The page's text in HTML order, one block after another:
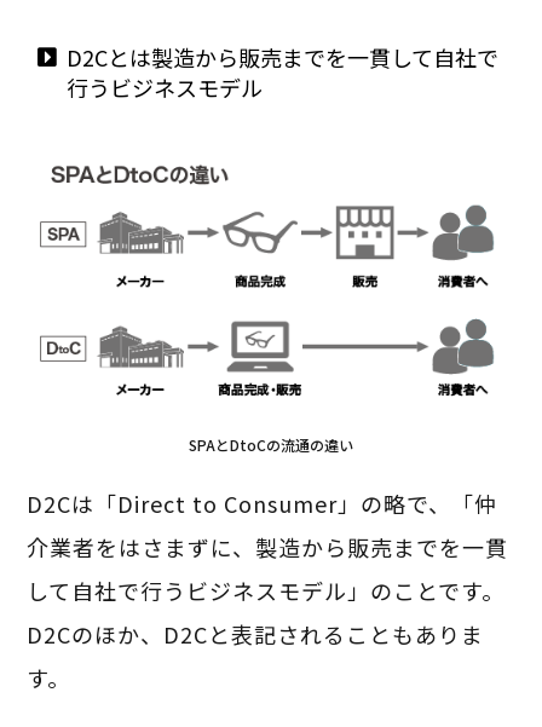
D2Cとは製造から販売までを一貫して自社で
行うビジネスモデル
SPAとDtoCの流通の違い
D2Cは「Direct to Consumer」の略で、「仲
介業者をはさまずに、製造から販売までを一貫
して自社で行うビジネスモデル」のことです。
D2Cのほか、D2Cと表記されることもありま
す。